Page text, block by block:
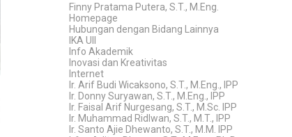
Finny Pratama Putera, S.T., M.Eng.
Homepage
Hubungan dengan Bidang Lainnya
IKA UII
Info Akademik
Inovasi dan Kreativitas
Internet
Ir. Arif Budi Wicaksono, S.T., M.Eng., IPP
Ir. Donny Suryawan, S.T., M.Eng., IPP
Ir. Faisal Arif Nurgesang, S.T., M.Sc. IPP
Ir. Muhammad Ridlwan, S.T., M.T., IPP
Ir. Santo Ajie Dhewanto, S.T., M.M. IPP